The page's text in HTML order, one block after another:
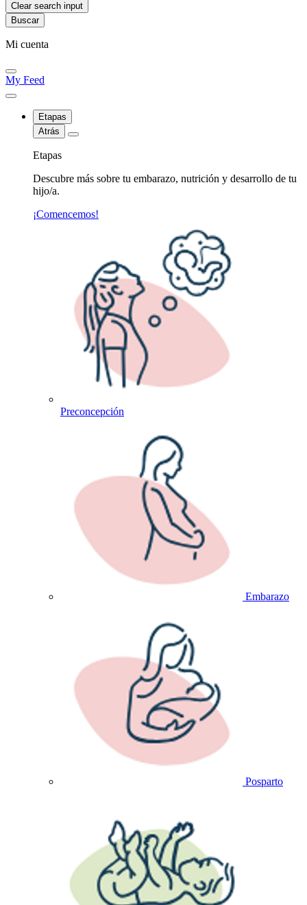
Clear search input
Mi cuenta
My Feed
Etapas
Atrás
Etapas
Descubre más sobre tu embarazo, nutrición y desarrollo de tu
hijo/a.
¡Comencemos!
Preconcepción
Embarazo
Posparto